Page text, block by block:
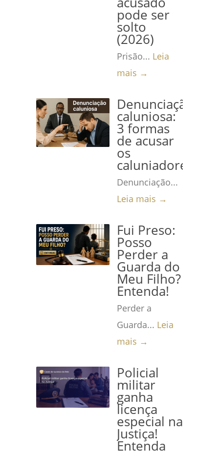
pode ser
solto
(2026)
Prisão... Leia
mais →
Denunciação
caluniosa:
3 formas
de acusar
os
caluniadores
Denunciação...
Leia mais →
Fui Preso:
Posso
Perder a
Guarda do
Meu Filho?
Entenda!
Perder a
Guarda... Leia
mais →
Policial
militar
ganha
licença
especial na
Justiça!
Entenda